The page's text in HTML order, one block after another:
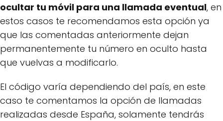
ocultar tu móvil para una llamada eventual, en
estos casos te recomendamos esta opción ya
que las comentadas anteriormente dejan
permanentemente tu número en oculto hasta
que vuelvas a modificarlo.
El código varía dependiendo del país, en este
caso te comentamos la opción de llamadas
realizadas desde España, solamente tendrás